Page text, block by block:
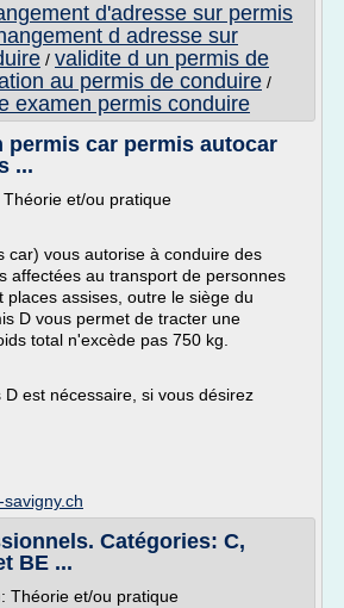
d'adresse sur permis
d adresse sur
/ validite d un permis de
au permis de conduire /
examen permis conduire
permis car permis autocar
...
et/ou pratique
car) vous autorise à conduire des
affectées au transport de personnes
places assises, outre le siège du
D vous permet de tracter une
total n'excède pas 750 kg.
est nécessaire, si vous désirez
Catégories: C,
BE ...
Théorie et/ou pratique